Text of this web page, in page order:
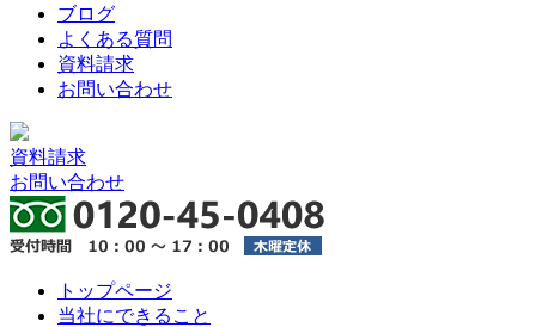
ブログ
よくある質問
資料請求
お問い合わせ
資料請求
お問い合わせ
トップページ
当社にできること